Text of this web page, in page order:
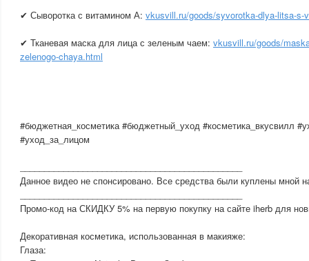
✔ Сыворотка с витамином А: vkusvill.ru/goods/syvorotka-dlya-litsa-s-
✔ Тканевая маска для лица с зеленым чаем: vkusvill.ru/goods/
zelenogo-chaya.html
#бюджетная_косметика #бюджетный_уход #косметика_вкусвилл
#уход_за_лицом
Данное видео не спонсировано. Все средства были куплены мной
Промо-код на СКИДКУ 5% на первую покупку на сайте iherb для
Декоративная косметика, использованная в макияже:
Глаза: